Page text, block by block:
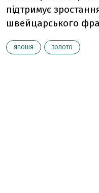
підтримує
швейцарського
ЯПОНІЯ ЗОЛОТО